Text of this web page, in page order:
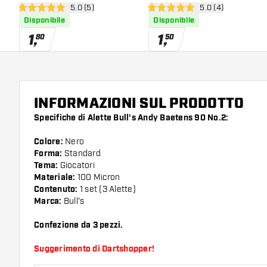
apri pannello recensioni
5 stelle di valutazione
5.0 (5)
Disponibile
1,80
apri pannello
5 stelle di valutazione
5.0 (4)
Disponibile
1,50
INFORMAZIONI SUL PRODOTTO
Specifiche di Alette Bull's Andy Baetens 90 No.2:
Colore: Nero
Forma: Standard
Tema: Giocatori
Materiale: 100 Micron
Contenuto: 1 set (3 Alette)
Marca: Bull's
Confezione da 3 pezzi.
Suggerimento di Dartshopper!